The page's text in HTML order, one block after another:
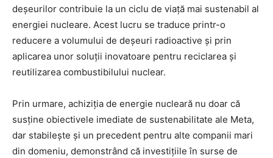
deșeurilor contribuie la un ciclu de viață mai sustenabil al
energiei nucleare. Acest lucru se traduce printr-o
reducere a volumului de deșeuri radioactive și prin
aplicarea unor soluții inovatoare pentru reciclarea și
reutilizarea combustibilului nuclear.
Prin urmare, achiziția de energie nucleară nu doar că
susține obiectivele imediate de sustenabilitate ale Meta,
dar stabilește și un precedent pentru alte companii mari
din domeniu, demonstrând că investițiile în surse de